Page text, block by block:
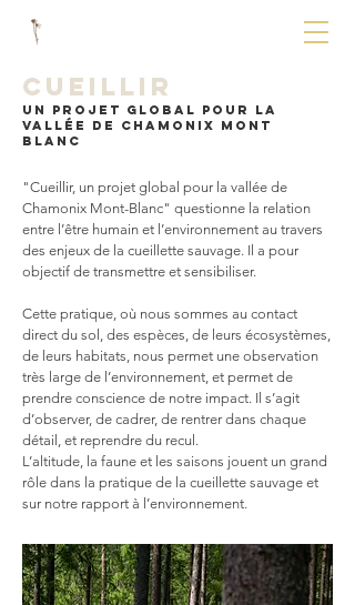
CUEILLIR
Un projet global pour la
vallée de Chamonix Mont
Blanc
"Cueillir, un projet global pour la vallée de
Chamonix Mont-Blanc" questionne la relation
entre l’être humain et l’environnement au travers
des enjeux de la cueillette sauvage. Il a pour
objectif de transmettre et sensibiliser.
Cette pratique, où nous sommes au contact
direct du sol, des espèces, de leurs écosystèmes,
de leurs habitats, nous permet une observation
très large de l’environnement, et permet de
prendre conscience de notre impact. Il s’agit
d’observer, de cadrer, de rentrer dans chaque
détail, et reprendre du recul.
L’altitude, la faune et les saisons jouent un grand
rôle dans la pratique de la cueillette sauvage et
sur notre rapport à l’environnement.